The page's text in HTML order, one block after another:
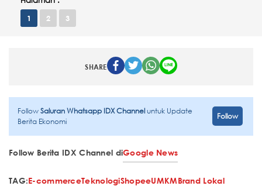
1 2 3
SHARE
FollowSaluran Whatsapp IDX Channeluntuk Update
Berita Ekonomi
Follow
Follow Berita IDX Channel diGoogle News
TAG:E-commerceTeknologiShopeeUMKMBrand Lokal